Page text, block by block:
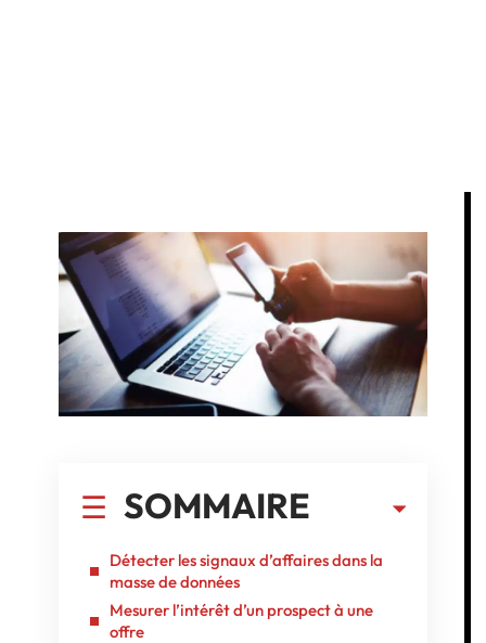
SOMMAIRE
Détecter les signaux d’affaires dans la
masse de données
Mesurer l’intérêt d’un prospect à une
offre